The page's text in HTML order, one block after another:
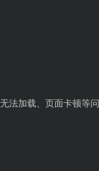
法加载、页面卡顿等